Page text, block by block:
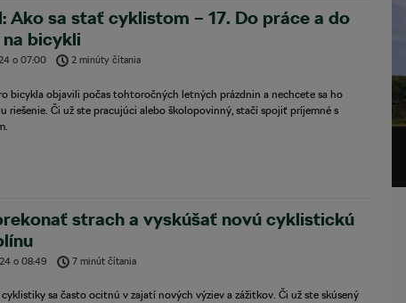
Ako sa stať cyklistom – 17. Do práce a do
bicykli
o07:00 2 minúty čítania
bicykla objavili počas tohtoročných letných prázdnin a nechcete sa ho
riešenie. Či už ste pracujúci alebo školopovinný, stačí spojiť príjemné s
strach a vyskúšať novú cyklistickú
o08:49 7 minút čítania
sa často ocitnú v zajatí nových výziev a zážitkov. Či už ste skúsený